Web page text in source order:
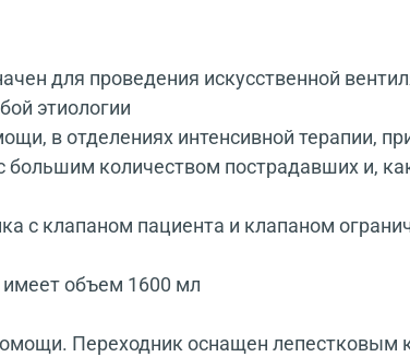
для проведения искусственной
этиологии
в отделениях интенсивной терапии,
большим количеством пострадавших и,
с клапаном пациента и клапаном
объем 1600 мл
Переходник оснащен лепестковым